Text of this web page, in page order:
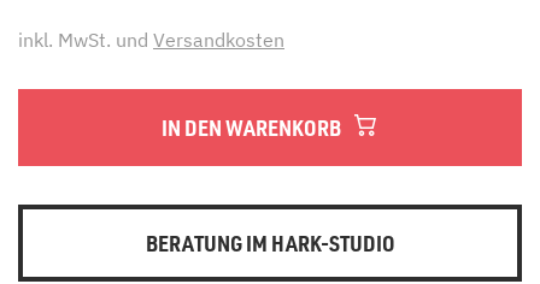
inkl. MwSt. und Versandkosten
IN DEN WARENKORB
BERATUNG IM HARK-STUDIO